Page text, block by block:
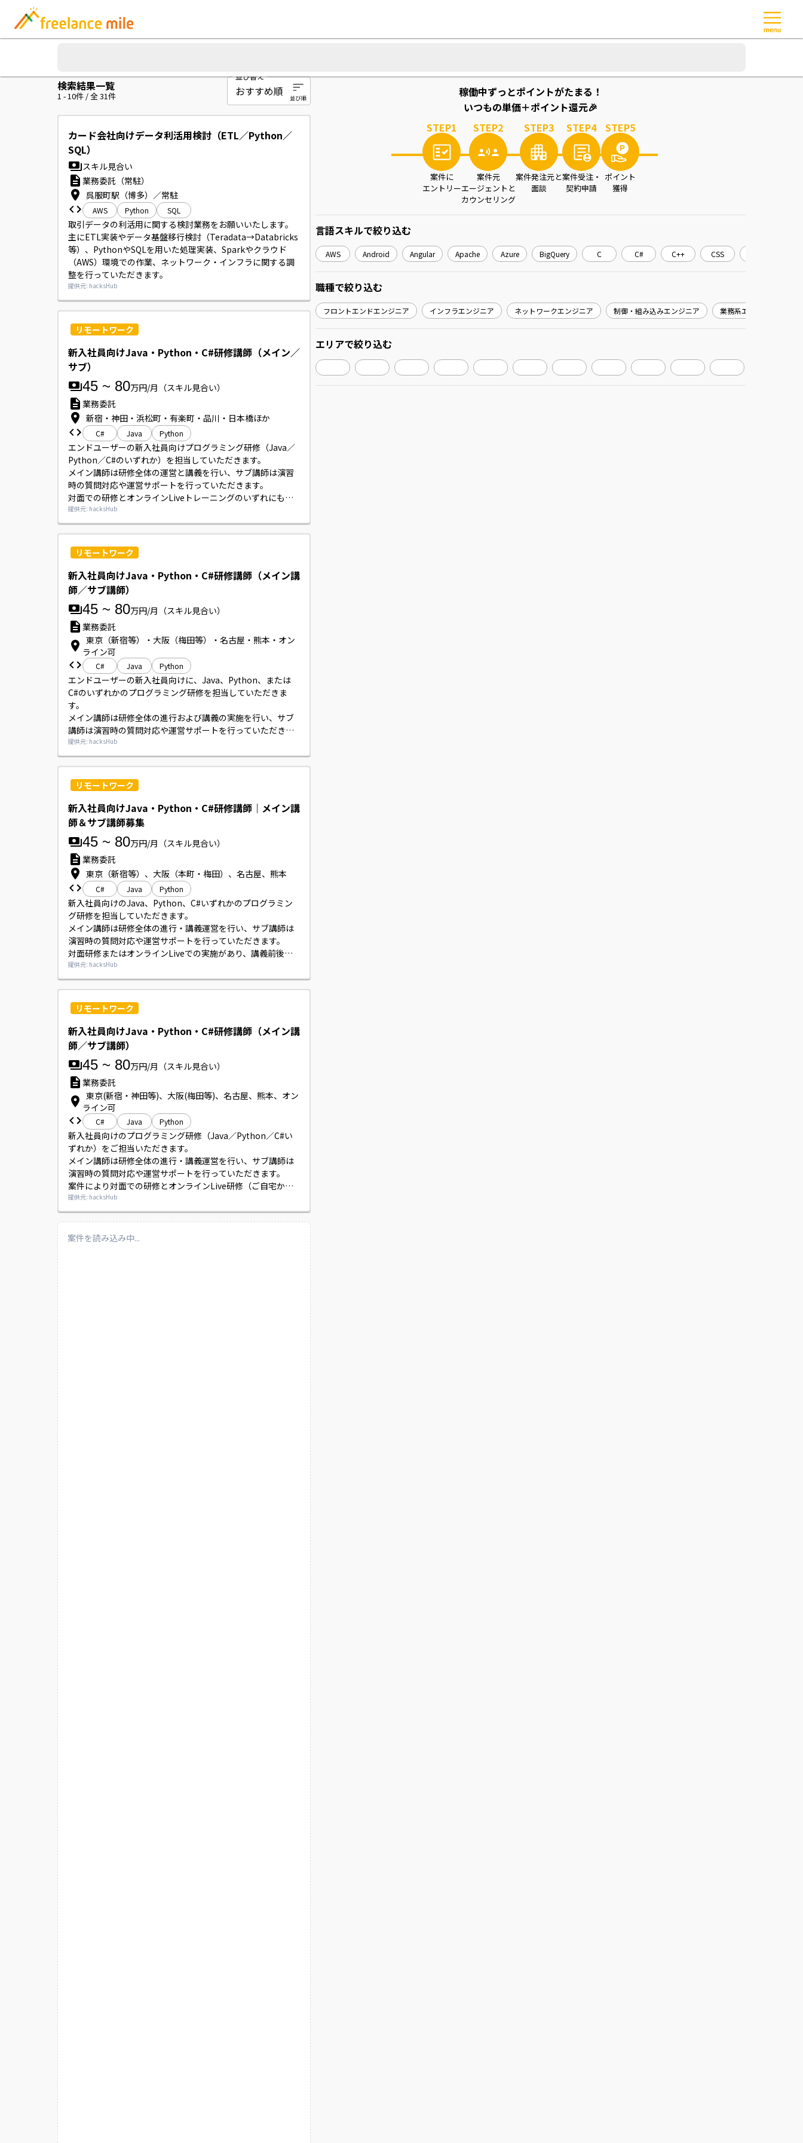
検索結果一覧
1 -10件 / 全31件
並び替え
カード会社向けデータ利活用検討（ETL／Python／
SQL）
スキル見合い
業務委託（常駐）
呉服町駅（博多）／常駐
AWS Python SQL
取引データの利活用に関する検討業務をお願いいたします。
主にETL実装やデータ基盤移行検討（Teradata→Databricks
等）、PythonやSQLを用いた処理実装、Sparkやクラウド
（AWS）環境での作業、ネットワーク・インフラに関する調
整を行っていただきます。
提供元: hacksHub
リモートワーク
新入社員向けJava・Python・C#研修講師（メイン／
サブ）
45 ~ 80万円/月 （スキル見合い）
業務委託
新宿・神田・浜松町・有楽町・品川・日本橋ほか
C# Java Python
エンドユーザーの新入社員向けプログラミング研修（Java／
Python／C#のいずれか）を担当していただきます。
メイン講師は研修全体の運営と講義を行い、サブ講師は演習
時の質問対応や運営サポートを行っていただきます。
対面での研修とオンラインLiveトレーニングのいずれにも対
応していただく場合があります。
講義前後に朝会や振り返り会の参加が発生する場合がありま
す。
提供元: hacksHub
リモートワーク
新入社員向けJava・Python・C#研修講師（メイン講
師／サブ講師）
45 ~ 80万円/月 （スキル見合い）
業務委託
東京（新宿等）・大阪（梅田等）・名古屋・熊本・オン
ライン可
C# Java Python
エンドユーザーの新入社員向けに、Java、Python、または
C#のいずれかのプログラミング研修を担当していただきま
す。
メイン講師は研修全体の進行および講義の実施を行い、サブ
講師は演習時の質問対応や運営サポートを行っていただきま
す。
案件により対面での研修またはオンラインLiveでの実施があ
り、オンラインの場合はご自宅から対応していただくことも
可能です。
提供元: hacksHub
リモートワーク
新入社員向けJava・Python・C#研修講師｜メイン講
師＆サブ講師募集
45 ~ 80万円/月 （スキル見合い）
業務委託
東京（新宿等）、大阪（本町・梅田）、名古屋、熊本
C# Java Python
新入社員向けのJava、Python、C#いずれかのプログラミン
グ研修を担当していただきます。
メイン講師は研修全体の進行・講義運営を行い、サブ講師は
演習時の質問対応や運営サポートを行っていただきます。
対面研修またはオンラインLiveでの実施があり、講義前後に
朝会や振り返り会に参加していただく場合があります。
提供元: hacksHub
リモートワーク
新入社員向けJava・Python・C#研修講師（メイン講
師／サブ講師）
45 ~ 80万円/月 （スキル見合い）
業務委託
東京(新宿・神田等)、大阪(梅田等)、名古屋、熊本、オン
ライン可
C# Java Python
新入社員向けのプログラミング研修（Java／Python／C#い
ずれか）をご担当いただきます。
メイン講師は研修全体の進行・講義運営を行い、サブ講師は
演習時の質問対応や運営サポートを行っていただきます。
案件により対面での研修とオンラインLive研修（ご自宅から
の実施）があります。
講義前後に朝会や振り返り会に参加いただく場合がありま
す。
提供元: hacksHub
案件を読み込み中...
稼働中ずっとポイントがたまる！
いつもの単価＋ポイント還元🎉
STEP1
案件に
エントリー
STEP2
案件元
エージェントと
カウンセリング
STEP3
案件発注元と
面談
STEP4
案件受注・
契約申請
STEP5
ポイント
獲得
言語スキルで絞り込む
AWS Android Angular Apache Azure BigQuery C C# C++ CSS
職種で絞り込む
フロントエンドエンジニア インフラエンジニア ネットワークエンジニア 制御・組み込みエンジニア 業務系エンジニア
エリアで絞り込む